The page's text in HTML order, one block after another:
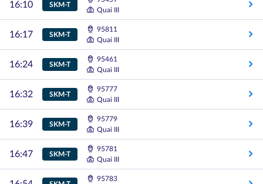
16:10 SKM-T
Quai III
16:17 SKM-T
95811
Quai III
16:24 SKM-T
95461
Quai III
16:32 SKM-T
95777
Quai III
16:39 SKM-T
95779
Quai III
16:47 SKM-T
95781
Quai III
95783